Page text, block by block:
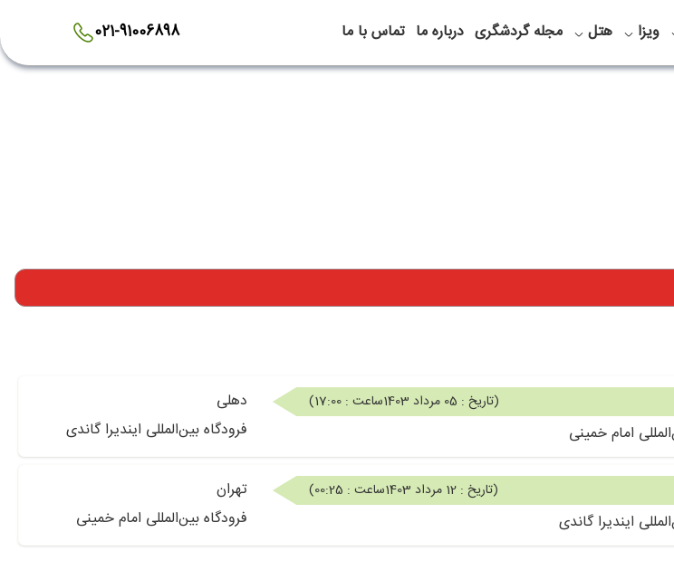
ویزا هتل مجله گردشگری درباره ما تماس با ما 021-91006898
(تاریخ : 05 مرداد 1403 ساعت : 17:00 )
امام خمینی
دهلی
فرودگاه بین‌المللی ایندیرا گاندی
(تاریخ : 12 مرداد 1403 ساعت : 00:25 )
ایندیرا گاندی
تهران
فرودگاه بین‌المللی امام خمینی